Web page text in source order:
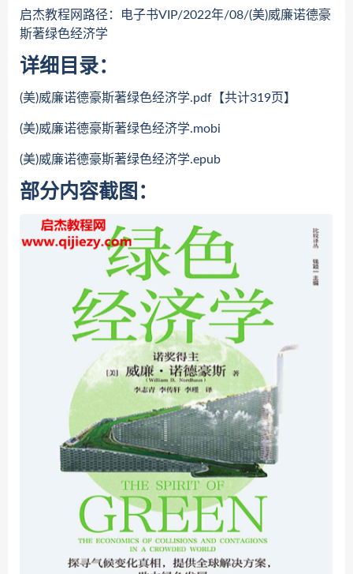
启杰教程网路径：电子书VIP/2022年/08/(美)威廉诺德豪
斯著绿色经济学
详细目录：
(美)威廉诺德豪斯著绿色经济学.pdf【共计319页】
(美)威廉诺德豪斯著绿色经济学.mobi
(美)威廉诺德豪斯著绿色经济学.epub
部分内容截图：